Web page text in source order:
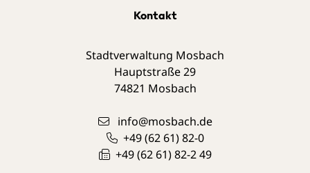
Kontakt
Stadtverwaltung Mosbach
Hauptstraße 29
74821 Mosbach
info@mosbach.de
+49 (62 61) 82-0
+49 (62 61) 82-2 49